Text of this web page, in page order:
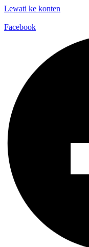
Lewati ke konten
Facebook